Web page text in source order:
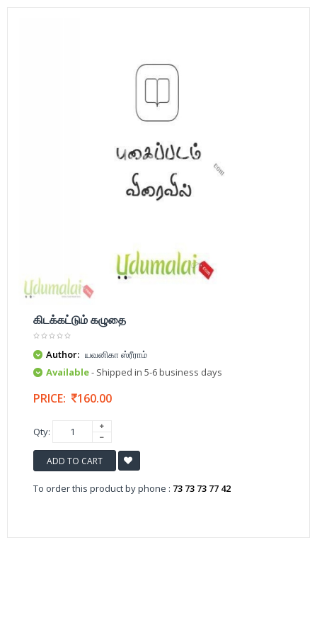
கிடக்கட்டும் கழுதை
Author: யவனிகா ஸ்ரீராம்
Available- Shipped in 5-6 business days
PRICE: 160.00
Qty:
ADD TO CART
To order this product by phone : 73 73 73 77 42